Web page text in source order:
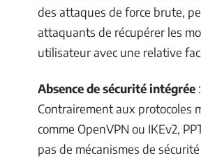
des attaques de force brute,
attaquants de récupérer les
utilisateur avec une relative
Absence de sécurité intégrée :
Contrairement aux protocoles
comme OpenVPN ou IKEv2,
pas de mécanismes de